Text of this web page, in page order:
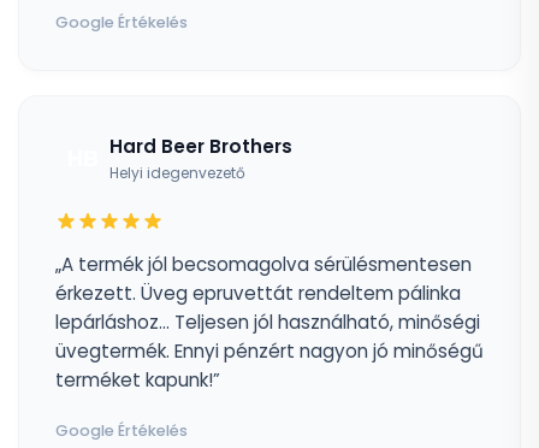
Google Értékelés
Hard Beer Brothers
Helyi idegenvezető
„A termék jól becsomagolva sérülésmentesen
érkezett. Üveg epruvettát rendeltem pálinka
lepárláshoz... Teljesen jól használható, minőségi
üvegtermék. Ennyi pénzért nagyon jó minőségű
terméket kapunk!”
Google Értékelés